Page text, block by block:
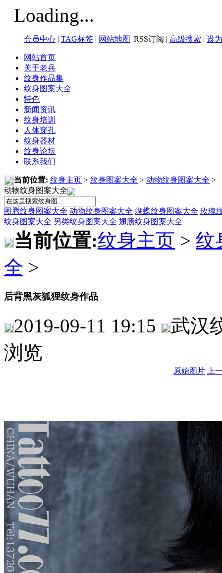
Loading...
会员中心 | TAG标签 | 网站地图 |RSS订阅 | 高级搜索 | 设
网站首页
关于老兵
纹身作品集
纹身图案大全
特色
新闻资讯
纹身培训
人体穿孔
纹身器材
纹身论坛
联系我们
当前位置: 纹身主页 > 纹身图案大全 > 动物纹身图案大全 >
动物纹身图案大全
图腾纹身图案大全 动物纹身图案大全 蝴蝶纹身图案大全 玫瑰
纹身图案大全 另类纹身图案大全 翅膀纹身图案大全
当前位置:纹身主页 > 纹
全 >
后背黑灰狐狸纹身作品
2019-09-11 19:15
武汉
浏览
原始图片 上